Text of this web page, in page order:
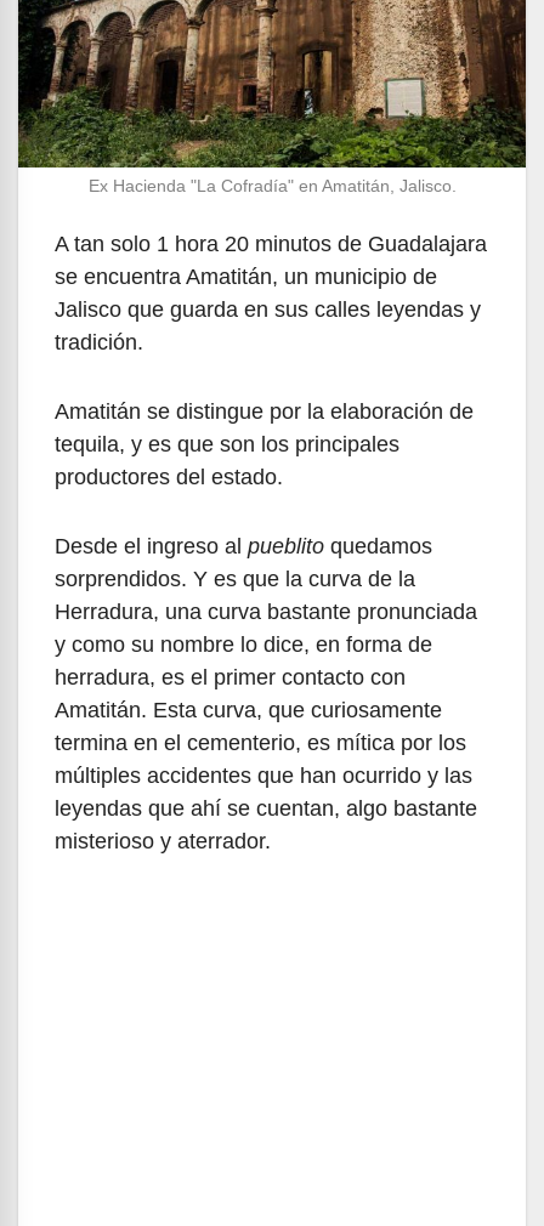
Ex Hacienda "La Cofradía" en Amatitán, Jalisco.
A tan solo 1 hora 20 minutos de Guadalajara
se encuentra Amatitán, un municipio de
Jalisco que guarda en sus calles leyendas y
tradición.
Amatitán se distingue por la elaboración de
tequila, y es que son los principales
productores del estado.
Desde el ingreso al pueblito quedamos
sorprendidos. Y es que la curva de la
Herradura, una curva bastante pronunciada
y como su nombre lo dice, en forma de
herradura, es el primer contacto con
Amatitán. Esta curva, que curiosamente
termina en el cementerio, es mítica por los
múltiples accidentes que han ocurrido y las
leyendas que ahí se cuentan, algo bastante
misterioso y aterrador.